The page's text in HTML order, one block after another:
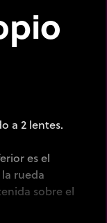
a 2 lentes.
es el
rueda
sobre el